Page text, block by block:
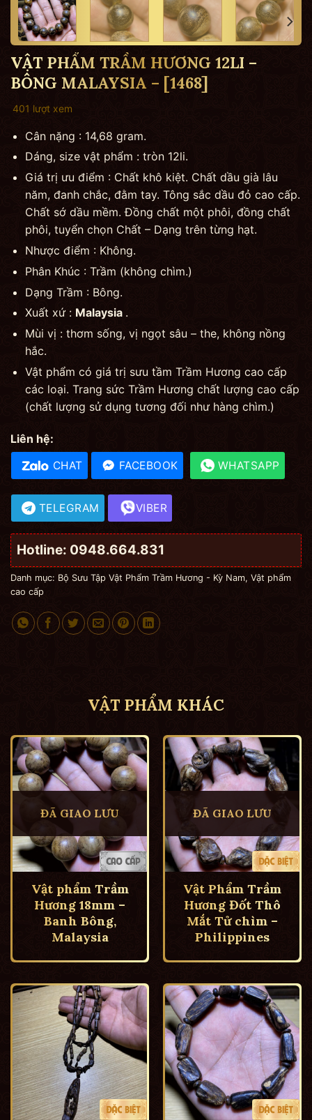
VẬT PHẨM TRẦM HƯƠNG 12LI –
BÔNG MALAYSIA – [1468]
401 lượt xem
Cân nặng : 14,68 gram.
Dáng, size vật phẩm : tròn 12li.
Giá trị ưu điểm : Chất khô kiệt. Chất dầu già lâu
năm, đanh chắc, đằm tay. Tông sắc dầu đỏ cao cấp.
Chất sớ dầu mềm. Đồng chất một phôi, đồng chất
phôi, tuyển chọn Chất – Dạng trên từng hạt.
Nhược điểm : Không.
Phân Khúc : Trầm (không chìm.)
Dạng Trầm : Bông.
Xuất xứ : Malaysia .
Mùi vị : thơm sống, vị ngọt sâu – the, không nồng
hắc.
Vật phẩm có giá trị sưu tầm Trầm Hương cao cấp
các loại. Trang sức Trầm Hương chất lượng cao cấp
(chất lượng sử dụng tương đối như hàng chìm.)
Liên hệ:
CHAT FACEBOOK WHATSAPP
TELEGRAM VIBER
Hotline: 0948.664.831
Danh mục: Bộ Sưu Tập Vật Phẩm Trầm Hương - Kỳ Nam, Vật phẩm
cao cấp
VẬT PHẨM KHÁC
ĐÃ GIAO LƯU
Vật phẩm Trầm
Hương 18mm –
Banh Bông,
Malaysia
ĐÃ GIAO LƯU
Vật Phẩm Trầm
Hương Đốt Thô
Mắt Tử chìm –
Philippines